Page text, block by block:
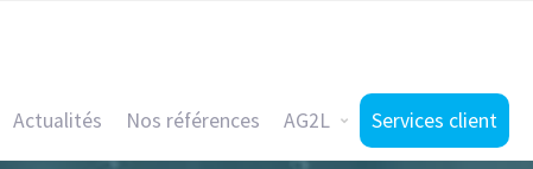
Actualités Nos références AG2L Services client